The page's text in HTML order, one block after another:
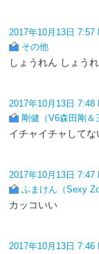
2017年10月13日 7:57
その他
しょうれん しょう
2017年10月13日 7:48
剛健（V6森田剛＆
イチャイチャして
2017年10月13日 7:47
ふまけん（Sexy
カッコいい
2017年10月13日 7:46